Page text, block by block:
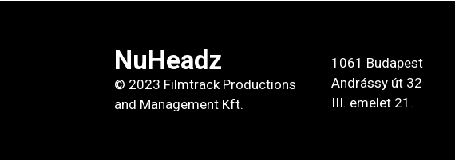
NuHeadz
© 2023 Filmtrack Productions
and Management Kft.
1061 Budapest
Andrássy út 32
III. emelet 21.